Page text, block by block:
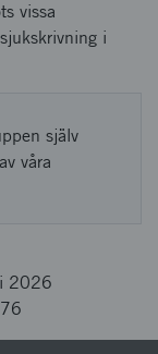
vissa
i
själv
våra
2026